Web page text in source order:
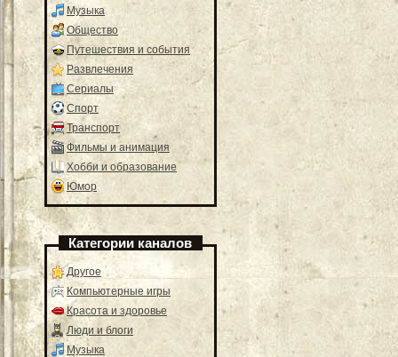
Музыка
Общество
Путешествия и события
Развлечения
Сериалы
Спорт
Транспорт
Фильмы и анимация
Хобби и образование
Юмор
Категории каналов
Другое
Компьютерные игры
Красота и здоровье
Люди и блоги
Музыка